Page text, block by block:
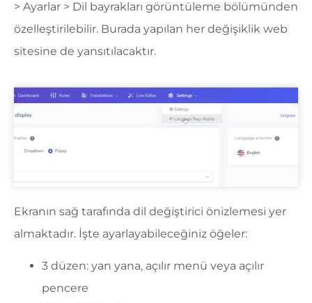
> Ayarlar > Dil bayrakları görüntüleme bölümünden
özelleştirilebilir. Burada yapılan her değişiklik web
sitesine de yansıtılacaktır.
Ekranın sağ tarafında dil değiştirici önizlemesi yer
almaktadır. İşte ayarlayabileceğiniz öğeler:
3 düzen: yan yana, açılır menü veya açılır
pencere